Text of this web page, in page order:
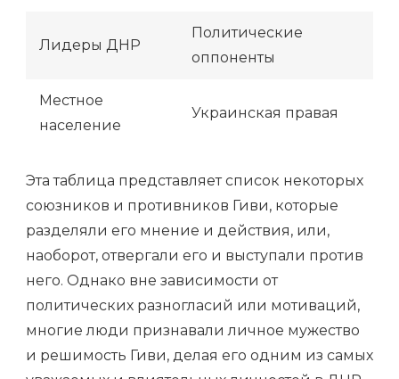
Лидеры ДНР
Политические
оппоненты
Местное
население
Украинская правая
Эта таблица представляет список некоторых
союзников и противников Гиви, которые
разделяли его мнение и действия, или,
наоборот, отвергали его и выступали против
него. Однако вне зависимости от
политических разногласий или мотиваций,
многие люди признавали личное мужество
и решимость Гиви, делая его одним из самых